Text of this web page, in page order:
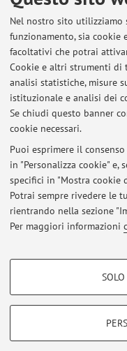
Nel nostro sito utilizziamo
funzionamento, sia
facoltativi che potrai
Cookie e altri strumenti di
analisi statistiche, misure
istituzionale e analisi dei
Se chiudi questo banner
cookie necessari.
Puoi esprimere il
in "Personalizza cookie" e,
specifici in "Mostra cookie
Potrai sempre rivedere le
rientrando nella sezione
Per maggiori informazioni
COOKIE DI
2612-4947)
A Quasi Experimental
Effects of Kinesiologic
Method - To Posture
Back Pain - Healthcare
Autore del libro
combina. il Karate
Al
Area riservata
Accedi tramiteloginper